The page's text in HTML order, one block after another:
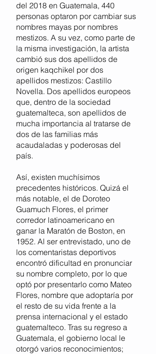
del 2018 en Guatemala, 440
personas optaron por cambiar sus
nombres mayas por nombres
mestizos. A su vez, como parte de
la misma investigación, la artista
cambió sus dos apellidos de
origen kaqchikel por dos
apellidos mestizos: Castillo
Novella. Dos apellidos europeos
que, dentro de la sociedad
guatemalteca, son apellidos de
mucha importancia al tratarse de
dos de las familias más
acaudaladas y poderosas del
país.
Así, existen muchísimos
precedentes históricos. Quizá el
más notable, el de Doroteo
Guamuch Flores, el primer
corredor latinoamericano en
ganar la Maratón de Boston, en
1952. Al ser entrevistado, uno de
los comentaristas deportivos
encontró dificultad en pronunciar
su nombre completo, por lo que
optó por presentarlo como Mateo
Flores, nombre que adoptaría por
el resto de su vida frente a la
prensa internacional y el estado
guatemalteco. Tras su regreso a
Guatemala, el gobierno local le
otorgó varios reconocimientos;